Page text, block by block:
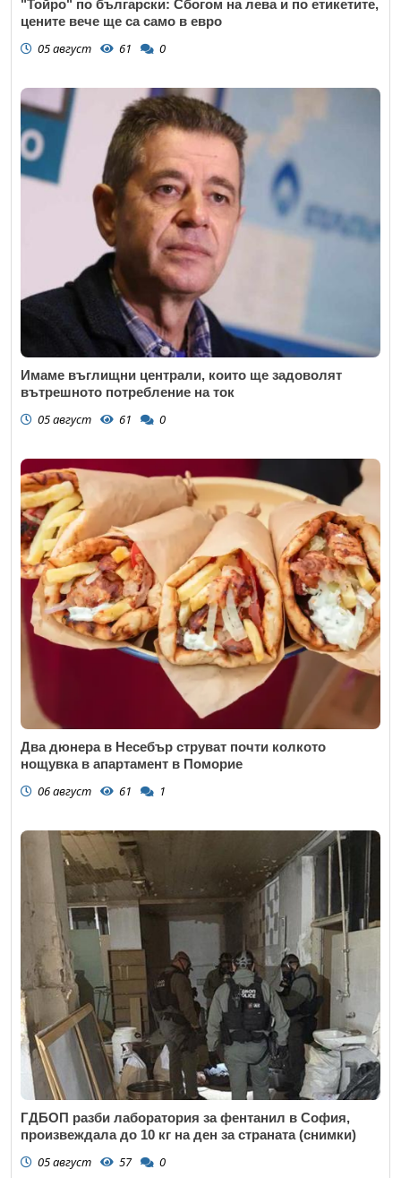
"Тойро" по български: Сбогом на лева и по етикетите,
цените вече ще са само в евро
05 август 61 0
Имаме въглищни централи, които ще задоволят
вътрешното потребление на ток
05 август 61 0
Два дюнера в Несебър струват почти колкото
нощувка в апартамент в Поморие
06 август 61 1
ГДБОП разби лаборатория за фентанил в София,
произвеждала до 10 кг на ден за страната (снимки)
05 август 57 0